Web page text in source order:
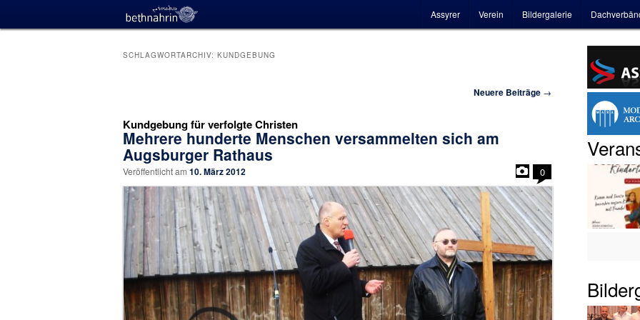
Hauptmenü
Assyrer Verein Bildergalerie
SCHLAGWORTARCHIV: KUNDGEBUNG
Neuere Beiträge →
Kundgebung für verfolgte Christen
Mehrere hunderte Menschen versammelten sich am
Augsburger Rathaus
Veröffentlicht am 10. März 2012 0